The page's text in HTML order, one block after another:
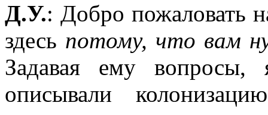
Д.У.: Добро пожаловать
здесь потому, что вам
Задавая ему
описывали